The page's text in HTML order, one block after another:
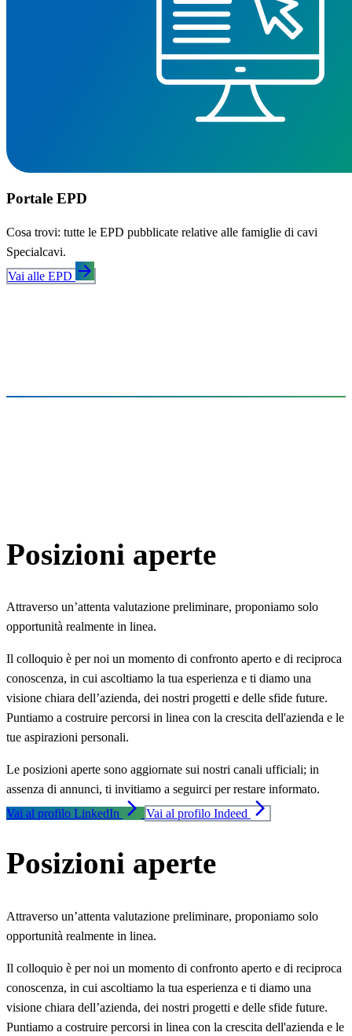
Portale EPD
Cosa trovi: tutte le EPD pubblicate relative alle famiglie di cavi
Specialcavi.
Vai alle EPD arrow_forward
Posizioni aperte
Attraverso un’attenta valutazione preliminare, proponiamo solo
opportunità realmente in linea.
Il colloquio è per noi un momento di confronto aperto e di reciproca
conoscenza, in cui ascoltiamo la tua esperienza e ti diamo una
visione chiara dell’azienda, dei nostri progetti e delle sfide future.
Puntiamo a costruire percorsi in linea con la crescita dell'azienda e le
tue aspirazioni personali.
Le posizioni aperte sono aggiornate sui nostri canali ufficiali; in
assenza di annunci, ti invitiamo a seguirci per restare informato.
Vai al profilo LinkedIn arrow_forward_ios Vai al profilo Indeed arrow_forward_ios
Posizioni aperte
Attraverso un’attenta valutazione preliminare, proponiamo solo
opportunità realmente in linea.
Il colloquio è per noi un momento di confronto aperto e di reciproca
conoscenza, in cui ascoltiamo la tua esperienza e ti diamo una
visione chiara dell’azienda, dei nostri progetti e delle sfide future.
Puntiamo a costruire percorsi in linea con la crescita dell'azienda e le